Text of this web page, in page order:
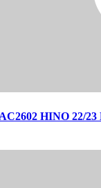
HINO 22/